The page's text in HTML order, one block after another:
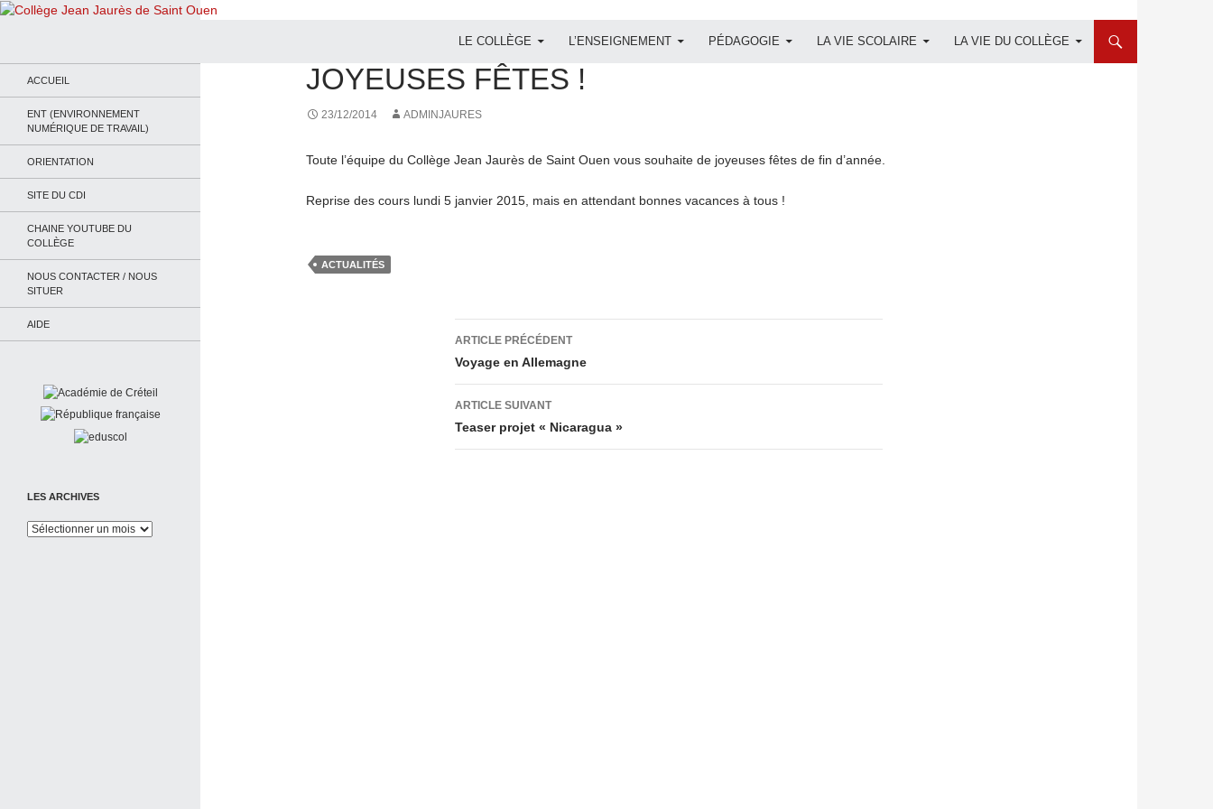
LE COLLÈGE L’ENSEIGNEMENT PÉDAGOGIE LA VIE SCOLAIRE LA VIE DU COLLÈGE
JOYEUSES FÊTES !
23/12/2014 ADMINJAURES
Toute l’équipe du Collège Jean Jaurès de Saint Ouen vous souhaite de joyeuses fêtes de fin d’année.
Reprise des cours lundi 5 janvier 2015, mais en attendant bonnes vacances à tous !
ACTUALITÉS
Navigation
des
articles
ARTICLE PRÉCÉDENT
Voyage en Allemagne
ARTICLE SUIVANT
Teaser projet « Nicaragua »
ACCUEIL
ENT (ENVIRONNEMENT
NUMÉRIQUE DE TRAVAIL)
ORIENTATION
SITE DU CDI
CHAINE YOUTUBE DU
COLLÈGE
NOUS CONTACTER / NOUS
SITUER
AIDE
LES ARCHIVES
Les